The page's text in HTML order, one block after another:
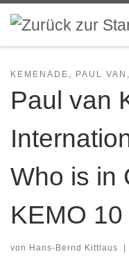
Zum Inhalt springen
KEMENADE, PAUL
Paul van
Who is in
KEMO 10
von Hans-Bernd Kittlaus